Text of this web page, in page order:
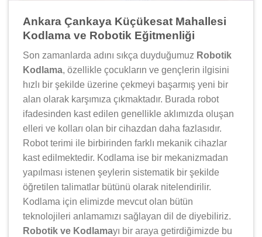
Ankara Çankaya Küçükesat Mahallesi
Kodlama ve Robotik Eğitmenliği
Son zamanlarda adını sıkça duyduğumuz Robotik
Kodlama, özellikle çocukların ve gençlerin ilgisini
hızlı bir şekilde üzerine çekmeyi başarmış yeni bir
alan olarak karşımıza çıkmaktadır. Burada robot
ifadesinden kast edilen genellikle aklımızda oluşan
elleri ve kolları olan bir cihazdan daha fazlasıdır.
Robot terimi ile birbirinden farklı mekanik cihazlar
kast edilmektedir. Kodlama ise bir mekanizmadan
yapılması istenen şeylerin sistematik bir şekilde
öğretilen talimatlar bütünü olarak nitelendirilir.
Kodlama için elimizde mevcut olan bütün
teknolojileri anlamamızı sağlayan dil de diyebiliriz.
Robotik ve Kodlamayı bir araya getirdiğimizde bu